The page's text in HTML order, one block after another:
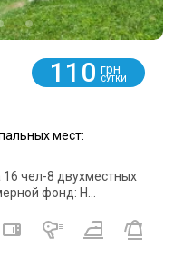
110 грн
СУТКИ
мест:
чел-8 двухместных
фонд: Н...